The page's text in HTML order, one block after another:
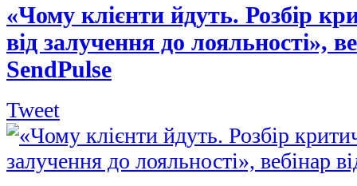
«Чому клієнти йдуть. Розбір
від залучення до лояльності»,
SendPulse
Tweet